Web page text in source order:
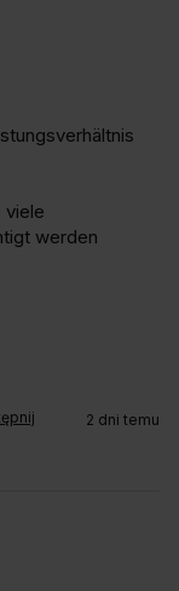
viele
werden
2 dni temu